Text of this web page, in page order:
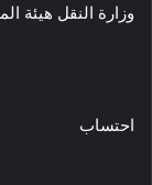
وزارة النقل هيئة
احتساب